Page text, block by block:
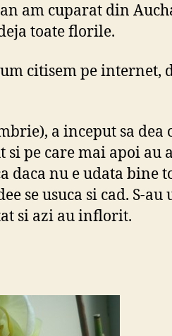
am cuparat din
toate florile.
citisem pe internet,
a inceput sa dea
si pe care mai apoi au
daca nu e udata bine
se usuca si cad. S-au
si azi au inflorit.